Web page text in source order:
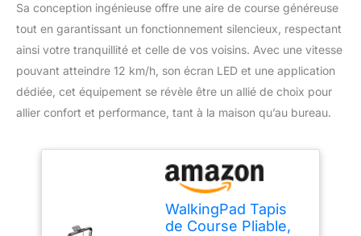
Sa conception ingénieuse offre une aire de course généreuse
tout en garantissant un fonctionnement silencieux, respectant
ainsi votre tranquillité et celle de vos voisins. Avec une vitesse
pouvant atteindre 12 km/h, son écran LED et une application
dédiée, cet équipement se révèle être un allié de choix pour
allier confort et performance, tant à la maison qu’au bureau.
WalkingPad Tapis
de Course Pliable,